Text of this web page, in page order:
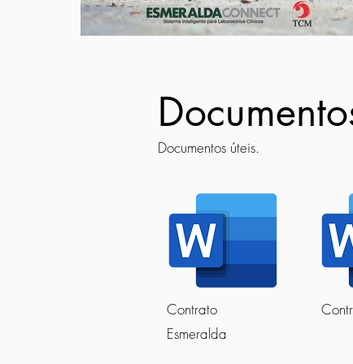
Documentos úteis.
Contrato
Esmeralda